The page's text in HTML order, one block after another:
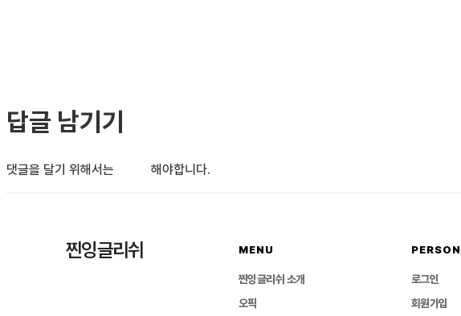
답글 남기기
댓글을 달기 위해서는 해야합니다.
찐잉글리쉬 MENU
찐잉글리쉬 소개
오픽
로그인
회원가입